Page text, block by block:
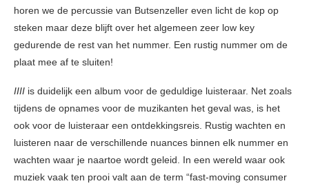
horen we de percussie van Butsenzeller even licht de kop op
steken maar deze blijft over het algemeen zeer low key
gedurende de rest van het nummer. Een rustig nummer om de
plaat mee af te sluiten!
IIII is duidelijk een album voor de geduldige luisteraar. Net zoals
tijdens de opnames voor de muzikanten het geval was, is het
ook voor de luisteraar een ontdekkingsreis. Rustig wachten en
luisteren naar de verschillende nuances binnen elk nummer en
wachten waar je naartoe wordt geleid. In een wereld waar ook
muziek vaak ten prooi valt aan de term “fast-moving consumer